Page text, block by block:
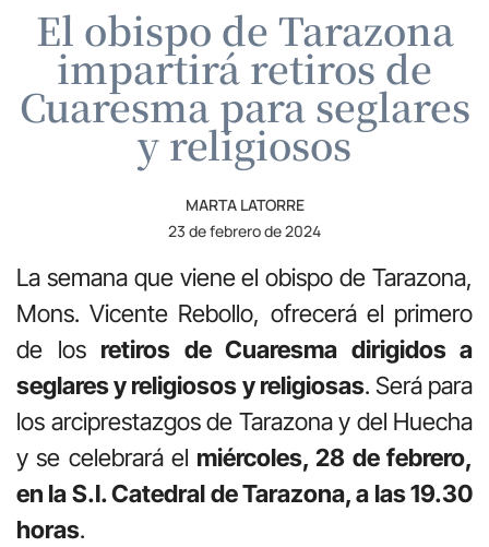
El obispo de Tarazona
impartirá retiros de
Cuaresma para seglares
y religiosos
MARTA LATORRE
23 de febrero de 2024
La semana que viene el obispo de Tarazona,
Mons. Vicente Rebollo, ofrecerá el primero
de los retiros de Cuaresma dirigidos a
seglares y religiosos y religiosas. Será para
los arciprestazgos de Tarazona y del Huecha
y se celebrará el miércoles, 28 de febrero,
en la S.I. Catedral de Tarazona, a las 19.30
horas.